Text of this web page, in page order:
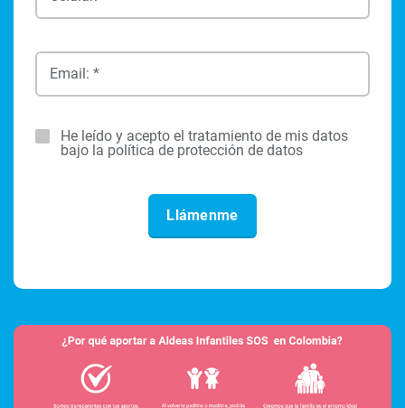
Email: *
He leído y acepto el tratamiento de mis datos
bajo la política de protección de datos